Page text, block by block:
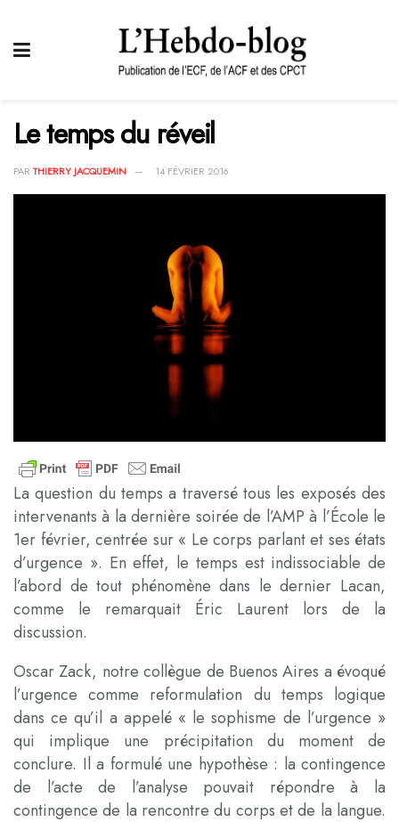
Le temps du réveil
PAR THIERRY JACQUEMIN 14 FÉVRIER 2016
La question du temps a traversé tous les exposés des
intervenants à la dernière soirée de l’AMP à l’École le
1er février, centrée sur « Le corps parlant et ses états
d’urgence ». En effet, le temps est indissociable de
l’abord de tout phénomène dans le dernier Lacan,
comme le remarquait Éric Laurent lors de la
discussion.
Oscar Zack, notre collègue de Buenos Aires a évoqué
l’urgence comme reformulation du temps logique
dans ce qu’il a appelé « le sophisme de l’urgence »
qui implique une précipitation du moment de
conclure. Il a formulé une hypothèse : la contingence
de l’acte de l’analyse pouvait répondre à la
contingence de la rencontre du corps et de la langue.